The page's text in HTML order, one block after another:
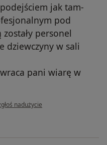
jak tam-
pod
personel
dziewczyny w sali
pani wiarę w
opinii użytkownika A.C
nadużycie